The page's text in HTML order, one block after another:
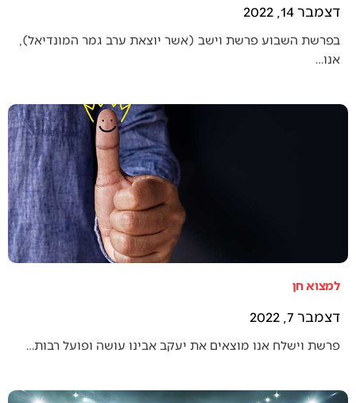
דצמבר 14, 2022
בפרשת השבוע פרשת וישב (אשר יוצאת ערב גמר המונדיאל),
אנו…
למצוא חן
דצמבר 7, 2022
פרשת וישלח אנו מוצאים את יעקב אבינו עושה ופועל רבות…